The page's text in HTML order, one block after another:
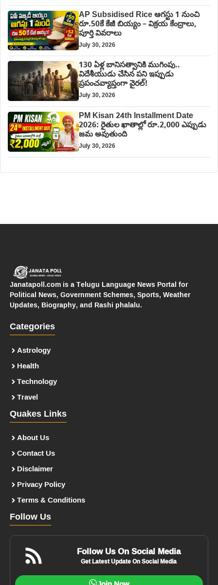
AP Subsidised Rice ఆగస్టు 1 నుంచి
రూ.50కే కేజీ బియ్యం – విక్రయ కేంద్రాలు,
పూర్తి వివరాలు
July 30, 2026
130 ఏళ్ల బానిసత్వానికి ముగింపు..
విదేశీయుడు చేసిన పని ఇప్పుడు
ప్రపంచవ్యాప్తంగా వైరల్!
July 30, 2026
PM Kisan 24th Installment Date
2026: రైతుల ఖాతాల్లో రూ.2,000 ఎప్పుడు
జమ అవుతుంది
July 30, 2026
Janatapoll.com is a Telugu Language News Portal for
Political News, Government Schemes, Sports, Weather
Updates, Biography, and Rashi phalalu.
Categories
Astrology
Health
Technology
Travel
Quakes Links
About Us
Contact Us
Disclaimer
Privacy Policy
Terms & Conditions
Follow Us
Follow Us On Social Media
Get Latest Update On Social Media